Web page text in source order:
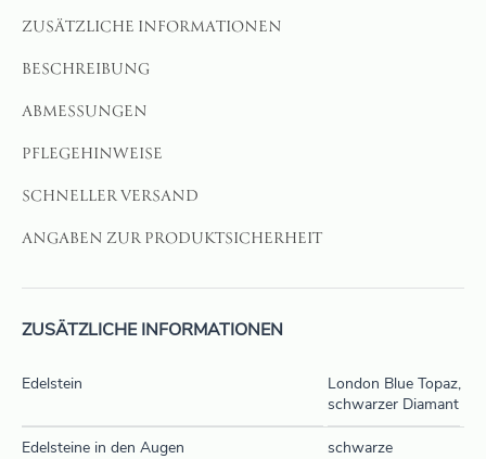
ZUSÄTZLICHE INFORMATIONEN
BESCHREIBUNG
ABMESSUNGEN
PFLEGEHINWEISE
SCHNELLER VERSAND
ANGABEN ZUR PRODUKTSICHERHEIT
ZUSÄTZLICHE INFORMATIONEN
Edelstein
London Blue Topaz,
schwarzer Diamant
Edelsteine in den Augen
schwarze